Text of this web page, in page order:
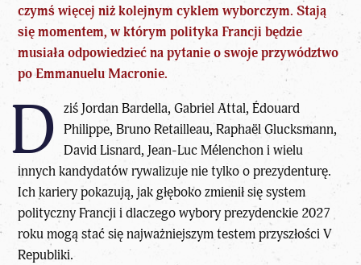
czymś więcej niż kolejnym cyklem wyborczym. Stają
się momentem, w którym polityka Francji będzie
musiała odpowiedzieć na pytanie o swoje przywództwo
po Emmanuelu Macronie.
D ziś Jordan Bardella, Gabriel Attal, Édouard
Philippe, Bruno Retailleau, Raphaël Glucksmann,
David Lisnard, Jean-Luc Mélenchoni wielu
innych kandydatów rywalizuje nie tylko o prezydenturę.
Ich kariery pokazują, jak głęboko zmienił się system
polityczny Francji i dlaczegowybory prezydenckie 2027
rokumogą stać się najważniejszym testem przyszłości V
Republiki.